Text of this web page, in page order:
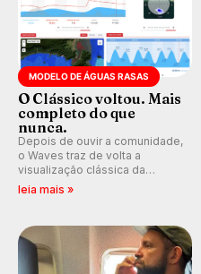
MODELO DE ÁGUAS RASAS
O Clássico voltou. Mais
completo do que
nunca.
Depois de ouvir a comunidade,
o Waves traz de volta a
visualização clássica da
previsão de águas rasas,
ondas para até 16 dias.
leia mais »